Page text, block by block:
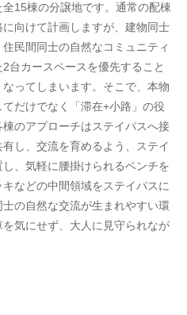
15棟の分譲地です。通常の配棟
向けて計画しますが、建物同士
民間同士の自然なコミュニティ
台カースペースを優先すること
ってしまいます。そこで、本物
だけでなく「滞在+小路」の役
のアプローチはステイパスへ接
し、交流を育めるよう、ステイ
、気軽に腰掛けられるベンチを
などの中間領域をステイパスに
の自然な交流が生まれやすい環
気にせず、大人に見守られなが